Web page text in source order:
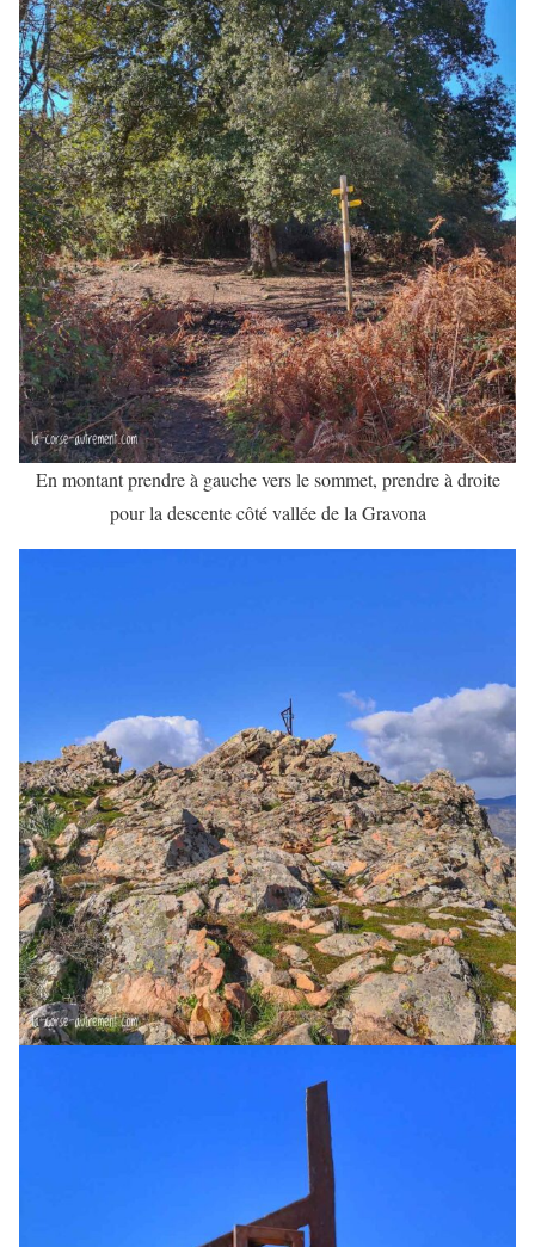
En montant prendre à gauche vers le sommet, prendre à droite
pour la descente côté vallée de la Gravona